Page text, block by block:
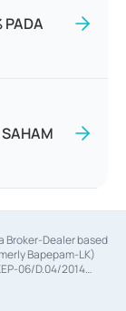
PADA
SAHAM
Broker-Dealer based
Bapepam-LK)
06/D.04/2014
based on the
PM/PEE/1997